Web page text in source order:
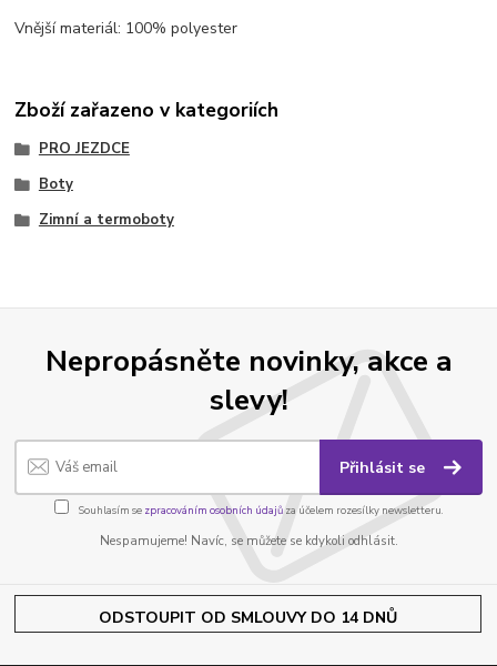
Vnější materiál: 100% polyester
Zboží zařazeno v kategoriích
PRO JEZDCE
Boty
Zimní a termoboty
Nepropásněte novinky, akce a
slevy!
Přihlásit se
Souhlasím se zpracováním osobních údajůza účelem rozesílky newsletteru.
Nespamujeme! Navíc, se můžete se kdykoli odhlásit.
ODSTOUPIT OD SMLOUVY DO 14 DNŮ